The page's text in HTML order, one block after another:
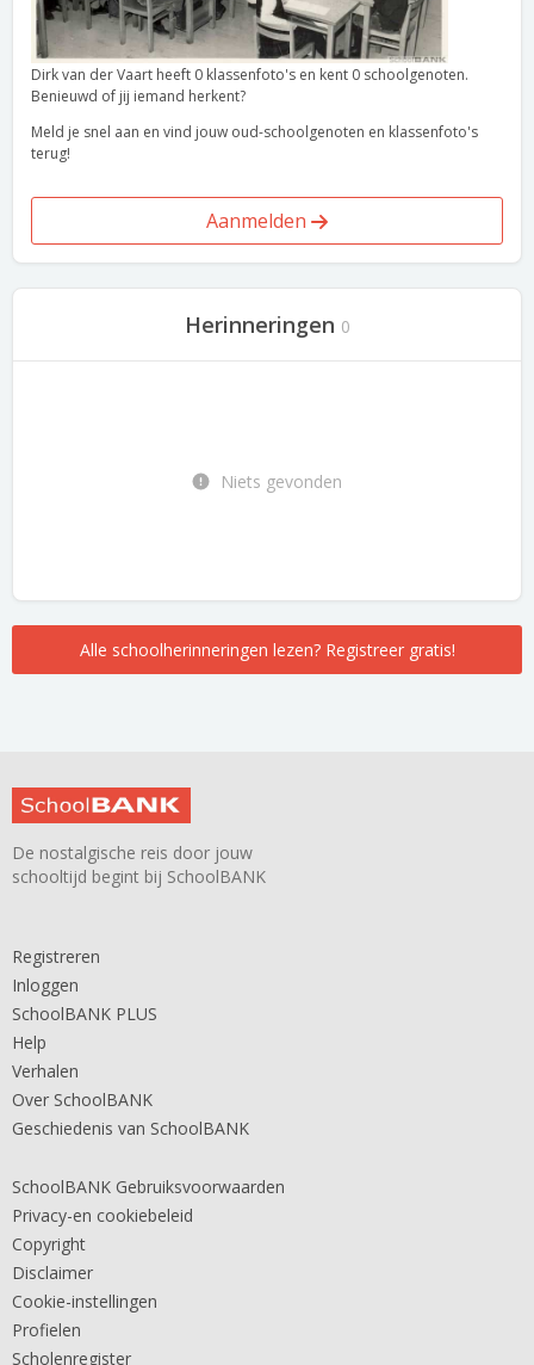
Dirk van der Vaart heeft 0 klassenfoto's en kent 0 schoolgenoten.
Benieuwd of jij iemand herkent?
Meld je snel aan en vind jouw oud-schoolgenoten en klassenfoto's
terug!
Aanmelden
Herinneringen 0
Niets gevonden
Alle schoolherinneringen lezen? Registreer gratis!
De nostalgische reis door jouw
schooltijd begint bij SchoolBANK
Registreren
Inloggen
SchoolBANK PLUS
Help
Verhalen
Over SchoolBANK
Geschiedenis van SchoolBANK
SchoolBANK Gebruiksvoorwaarden
Privacy-en cookiebeleid
Copyright
Disclaimer
Cookie-instellingen
Profielen
Scholenregister